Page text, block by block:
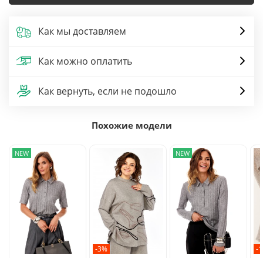
Как мы доставляем
Как можно оплатить
Как вернуть, если не подошло
Похожие модели
NEW
-3%
NEW
-